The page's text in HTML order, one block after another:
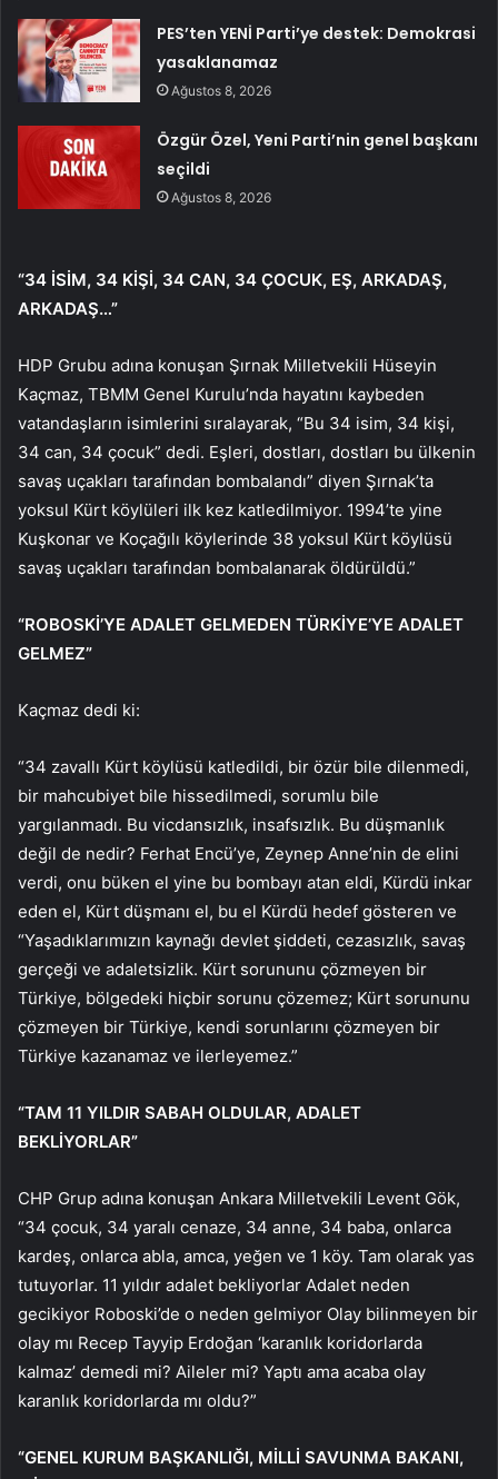
PES’ten YENİ Parti’ye destek: Demokrasi
yasaklanamaz
Ağustos 8, 2026
Özgür Özel, Yeni Parti’nin genel başkanı
seçildi
Ağustos 8, 2026
“34 İSİM, 34 KİŞİ, 34 CAN, 34 ÇOCUK, EŞ, ARKADAŞ,
ARKADAŞ…”
HDP Grubu adına konuşan Şırnak Milletvekili Hüseyin
Kaçmaz, TBMM Genel Kurulu’nda hayatını kaybeden
vatandaşların isimlerini sıralayarak, “Bu 34 isim, 34 kişi,
34 can, 34 çocuk” dedi. Eşleri, dostları, dostları bu ülkenin
savaş uçakları tarafından bombalandı” diyen Şırnak’ta
yoksul Kürt köylüleri ilk kez katledilmiyor. 1994’te yine
Kuşkonar ve Koçağılı köylerinde 38 yoksul Kürt köylüsü
savaş uçakları tarafından bombalanarak öldürüldü.”
“ROBOSKİ’YE ADALET GELMEDEN TÜRKİYE’YE ADALET
GELMEZ”
Kaçmaz dedi ki:
“34 zavallı Kürt köylüsü katledildi, bir özür bile dilenmedi,
bir mahcubiyet bile hissedilmedi, sorumlu bile
yargılanmadı. Bu vicdansızlık, insafsızlık. Bu düşmanlık
değil de nedir? Ferhat Encü’ye, Zeynep Anne’nin de elini
verdi, onu büken el yine bu bombayı atan eldi, Kürdü inkar
eden el, Kürt düşmanı el, bu el Kürdü hedef gösteren ve
“Yaşadıklarımızın kaynağı devlet şiddeti, cezasızlık, savaş
gerçeği ve adaletsizlik. Kürt sorununu çözmeyen bir
Türkiye, bölgedeki hiçbir sorunu çözemez; Kürt sorununu
çözmeyen bir Türkiye, kendi sorunlarını çözmeyen bir
Türkiye kazanamaz ve ilerleyemez.”
“TAM 11 YILDIR SABAH OLDULAR, ADALET
BEKLİYORLAR”
CHP Grup adına konuşan Ankara Milletvekili Levent Gök,
“34 çocuk, 34 yaralı cenaze, 34 anne, 34 baba, onlarca
kardeş, onlarca abla, amca, yeğen ve 1 köy. Tam olarak yas
tutuyorlar. 11 yıldır adalet bekliyorlar Adalet neden
gecikiyor Roboski’de o neden gelmiyor Olay bilinmeyen bir
olay mı Recep Tayyip Erdoğan ‘karanlık koridorlarda
kalmaz’ demedi mi? Aileler mi? Yaptı ama acaba olay
karanlık koridorlarda mı oldu?”
“GENEL KURUM BAŞKANLIĞI, MİLLİ SAVUNMA BAKANI,